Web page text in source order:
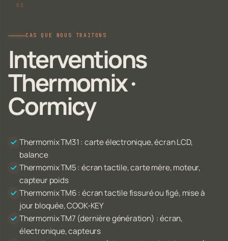
CAS QUE NOUS TRAITONS
Interventions
Thermomix ·
Cormicy
Thermomix TM31 : carte électronique, écran LCD,
balance
Thermomix TM5 : écran tactile, carte mère, moteur,
capteur poids
Thermomix TM6 : écran tactile fissuré ou figé, mise à
jour bloquée, COOK-KEY
Thermomix TM7 (dernière génération) : écran,
électronique, capteurs